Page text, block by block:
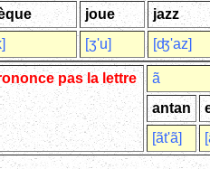
joue jazz
[ʒ'u] [ʤ'az]
pas la lettre
ã
antan
[ãt'ã]